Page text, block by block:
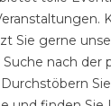
Sie gerne
nach der